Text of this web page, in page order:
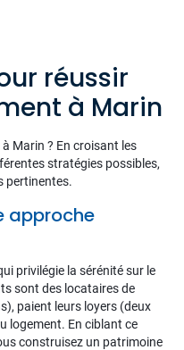
réussir
à Marin
Marin ? En croisant les
stratégies possibles,
pertinentes.
approche
privilégie la sérénité sur le
sont des locataires de
paient leurs loyers (deux
logement. En ciblant ce
construisez un patrimoine